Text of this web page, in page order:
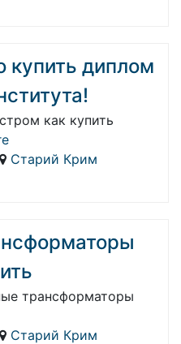
купить диплом
как купить
Старий Крим
трансформаторы
Старий Крим